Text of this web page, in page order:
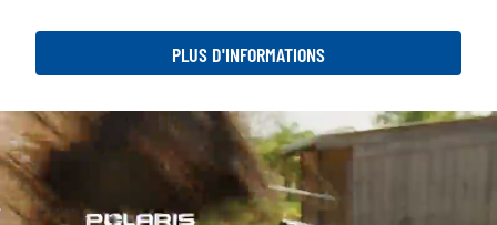
PLUS D'INFORMATIONS